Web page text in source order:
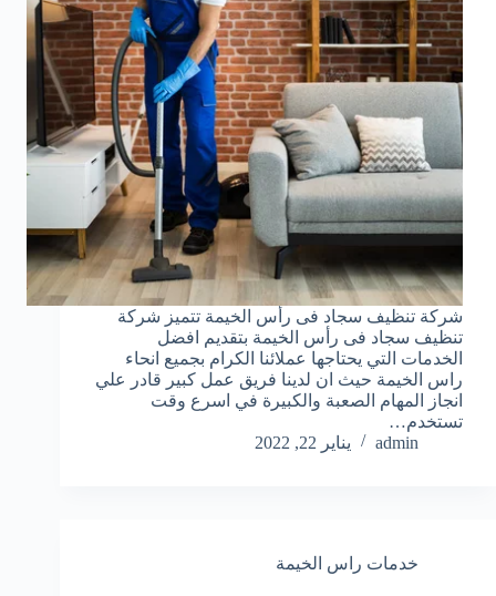
شركة تنظيف سجاد فى رأس الخيمة تتميز شركة
تنظيف سجاد فى رأس الخيمة بتقديم افضل
الخدمات التي يحتاجها عملائنا الكرام بجميع انحاء
راس الخيمة حيث ان لدينا فريق عمل كبير قادر علي
انجاز المهام الصعبة والكبيرة في اسرع وقت
تستخدم…
admin
يناير 22, 2022
خدمات راس الخيمة